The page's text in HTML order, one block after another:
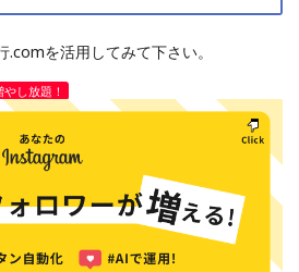
を活用してみて下さい。
し放題！